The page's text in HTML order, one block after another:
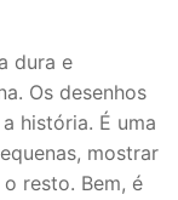
dura e
Os desenhos
história. É uma
mostrar
resto. Bem, é